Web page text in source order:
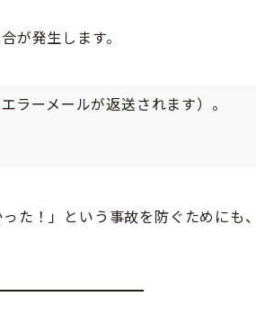
が発生します。
エラーメールが返送されます）。
た！」という事故を防ぐためにも